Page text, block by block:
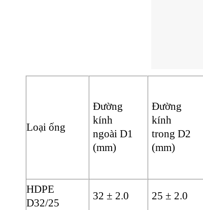
Loại ống
Đường
kính
ngoài D1
(mm)
Đường
kính
trong D2
(mm)
HDPE
D32/25
32 ± 2.0 25 ± 2.0